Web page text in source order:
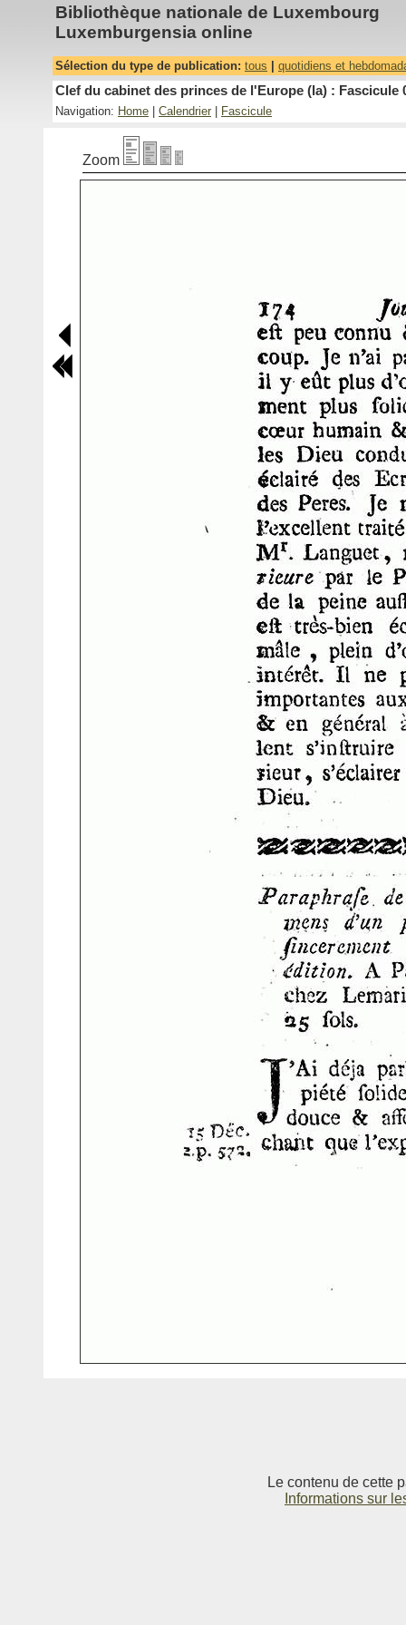
Bibliothèque nationale de Luxembourg
Luxemburgensia online
Sélection du type de publication: tous quotidiens et
Clef du cabinet des princes de l'Europe (la) : Fascicule
Navigation: Home Calendrier Fascicule
Zoom
Le contenu de cette
Informations sur